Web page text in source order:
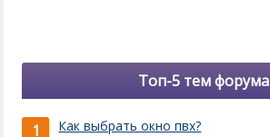
Топ-5 тем форума
1 Как выбрать окно пвх?